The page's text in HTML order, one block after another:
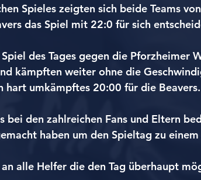
Spieles zeigten sich beide Teams
das Spiel mit 22:0 für sich
des Tages gegen die Pforzheimer
kämpften weiter ohne die
hart umkämpftes 20:00 für die Beavers.
bei den zahlreichen Fans und Eltern
haben um den Spieltag zu
alle Helfer die den Tag überhaupt